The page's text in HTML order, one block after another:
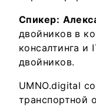
Спикер:
двойников в
консалтинга и
двойников.
UMNO.digital
транспортной